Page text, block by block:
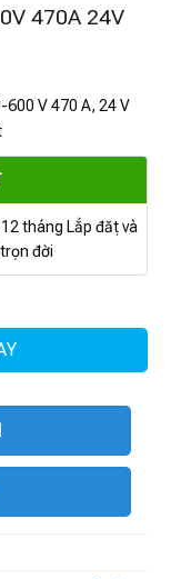
470A 24V
600 V 470 A, 24 V
tháng Lắp đặt và
đời